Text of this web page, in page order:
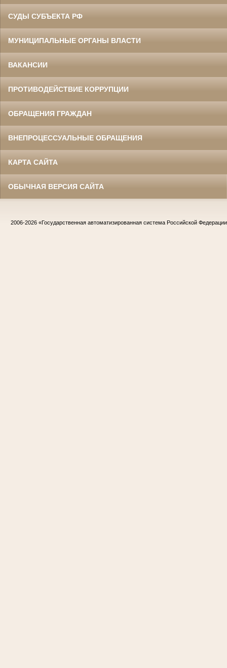
СУДЫ СУБЪЕКТА РФ
МУНИЦИПАЛЬНЫЕ ОРГАНЫ ВЛАСТИ
ВАКАНСИИ
ПРОТИВОДЕЙСТВИЕ КОРРУПЦИИ
ОБРАЩЕНИЯ ГРАЖДАН
ВНЕПРОЦЕССУАЛЬНЫЕ ОБРАЩЕНИЯ
КАРТА САЙТА
ОБЫЧНАЯ ВЕРСИЯ САЙТА
2006-2026 «Государственная автоматизированная система Российской